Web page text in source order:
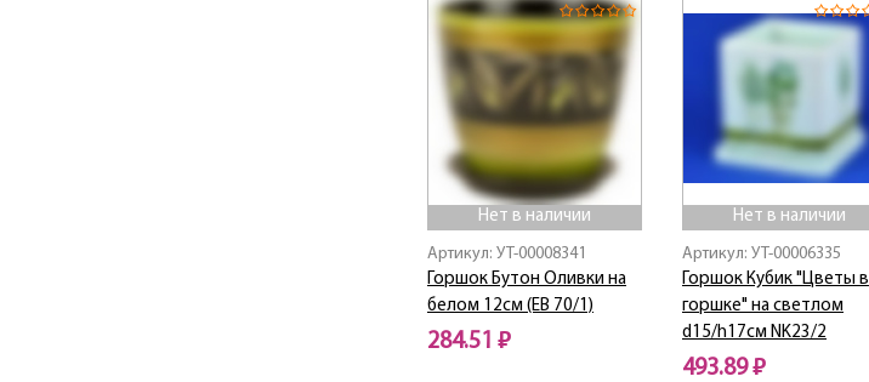
Нет в наличии
Артикул: УТ-00008341
Горшок Бутон Оливки на
белом 12см (ЕВ 70/1)
284.51 ₽
Нет в наличии
Артикул: УТ-00006335
Горшок Кубик "Цветы в
горшке" на светлом
d15/h17см NK23/2
493.89 ₽